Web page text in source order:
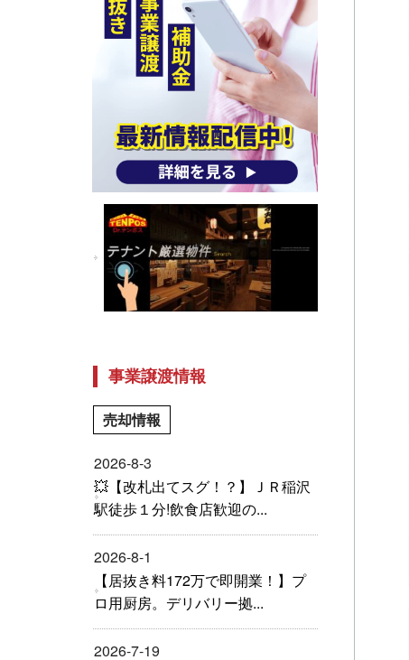
事業譲渡情報
売却情報
2026-8-3
💥【改札出てスグ！？】ＪＲ稲沢
駅徒歩１分!飲食店歓迎の...
2026-8-1
【居抜き料172万で即開業！】プ
ロ用厨房。デリバリー拠...
2026-7-19